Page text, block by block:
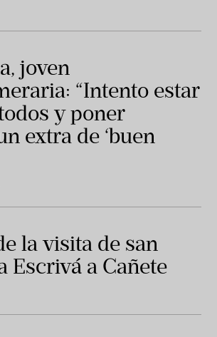
joven
“Intento estar
y poner
extra de ‘buen
la visita de san
Escrivá a Cañete